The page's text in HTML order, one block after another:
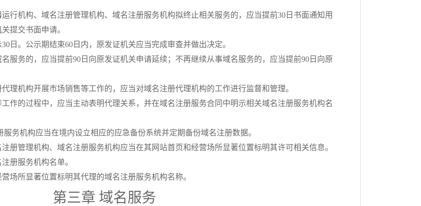
行机构、域名注册管理机构、域名注册服务机构拟终止相关服务的，应当提前30日书面通知用
提交书面申请。
日。公示期结束60日内，原发证机关应当完成审查并做出决定。
服务的，应当提前90日向原发证机关申请延续；不再继续从事域名服务的，应当提前90日向原
理机构开展市场销售等工作的，应当对域名注册代理机构的工作进行监督和管理。
作的过程中，应当主动表明代理关系，并在域名注册服务合同中明示相关域名注册服务机构名
务机构应当在境内设立相应的应急备份系统并定期备份域名注册数据。
册管理机构、域名注册服务机构应当在其网站首页和经营场所显著位置标明其许可相关信息。
册服务机构名单。
场所显著位置标明其代理的域名注册服务机构名称。
第三章 域名服务